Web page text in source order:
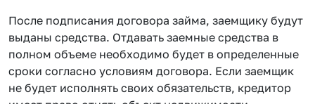
После подписания договора займа, заемщику будут
выданы средства. Отдавать заемные средства в
полном объеме необходимо будет в определенные
сроки согласно условиям договора. Если заемщик
не будет исполнять своих обязательств, кредитор